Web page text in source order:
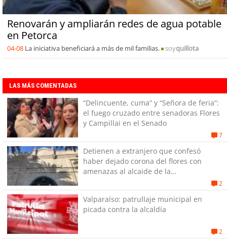
Renovarán y ampliarán redes de agua potable
en Petorca
04-08 La iniciativa beneficiará a más de mil familias. soyquillota
LAS MÁS COMENTADAS
“Delincuente, cuma” y “Señora de feria”:
el fuego cruzado entre senadoras Flores
y Campillai en el Senado
7
Detienen a extranjero que confesó
haber dejado corona del flores con
amenazas al alcaide de la
2
Valparaíso: patrullaje municipal en
picada contra la alcaldía
2